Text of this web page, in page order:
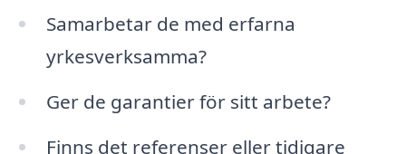
Samarbetar de med erfarna
yrkesverksamma?
Ger de garantier för sitt arbete?
Finns det referenser eller tidigare